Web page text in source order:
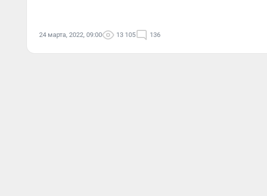
24 марта, 2022, 09:00 13 105 136